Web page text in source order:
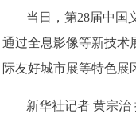
当日，第28届中国
通过全息影像等新技术
际友好城市展等特色展
新华社记者 黄宗治